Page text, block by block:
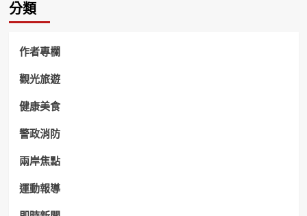
分類
作者專欄
觀光旅遊
健康美食
警政消防
兩岸焦點
運動報導